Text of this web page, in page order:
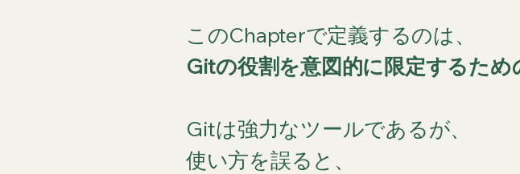
このChapterで定義するのは、
Gitの役割を意図的に限定するため
Gitは強力なツールであるが、
使い方を誤ると、